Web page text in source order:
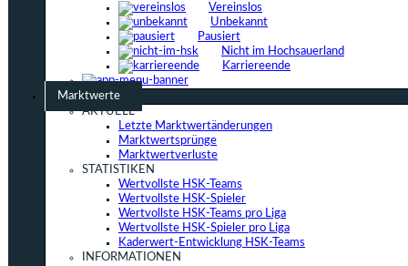
Vereinslos
Unbekannt
Pausiert
Nicht im Hochsauerland
Karriereende
Marktwerte
AKTUELL
Letzte Marktwertänderungen
Marktwertsprünge
Marktwertverluste
STATISTIKEN
Wertvollste HSK-Teams
Wertvollste HSK-Spieler
Wertvollste HSK-Teams pro Liga
Wertvollste HSK-Spieler pro Liga
Kaderwert-Entwicklung HSK-Teams
INFORMATIONEN